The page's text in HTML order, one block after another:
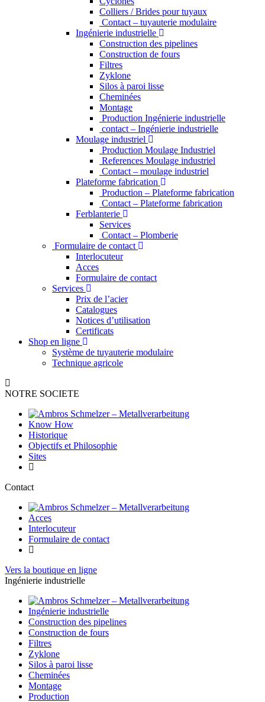
Colliers / Brides pour tuyaux
Contact – tuyauterie modulaire
Ingénierie industrielle
Construction des pipelines
Construction de fours
Filtres
Zyklone
Silos à paroi lisse
Cheminées
Montage
Production Ingénierie industrielle
contact – Ingénierie industrielle
Moulage industriel
Production Moulage Industriel
References Moulage industriel
Contact – moulage industriel
Plateforme fabrication
Production – Plateforme fabrication
Contact – Plateforme fabrication
Ferblanterie
Services
Contact – Plomberie
Formulaire de contact
Interlocuteur
Acces
Formulaire de contact
Services
Prix de l’acier
Catalogues
Notices d’utilisation
Certificats
Shop en ligne
Système de tuyauterie modulaire
Technique agricole
NOTRE SOCIETE
Know How
Historique
Objectifs et Philosophie
Sites
Contact
Acces
Interlocuteur
Formulaire de contact
Vers la boutique en ligne
Ingénierie industrielle
Ingénierie industrielle
Construction des pipelines
Construction de fours
Filtres
Zyklone
Silos à paroi lisse
Cheminées
Montage
Production